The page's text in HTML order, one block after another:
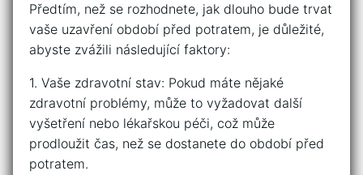
Předtím, než se rozhodnete, jak dlouho bude trvat
vaše uzavření období před potratem, je důležité,
abyste zvážili následující faktory:
1. Vaše zdravotní stav: Pokud máte nějaké
zdravotní problémy, může to vyžadovat další
vyšetření nebo lékařskou péči, což může
prodloužit čas, než se dostanete do období před
potratem.